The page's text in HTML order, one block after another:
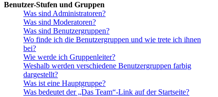
Benutzer-Stufen und Gruppen
Was sind Administratoren?
Was sind Moderatoren?
Was sind Benutzergruppen?
Wo finde ich die Benutzergruppen und wie trete ich ihnen
bei?
Wie werde ich Gruppenleiter?
Weshalb werden verschiedene Benutzergruppen farbig
dargestellt?
Was ist eine Hauptgruppe?
Was bedeutet der „Das Team“-Link auf der Startseite?